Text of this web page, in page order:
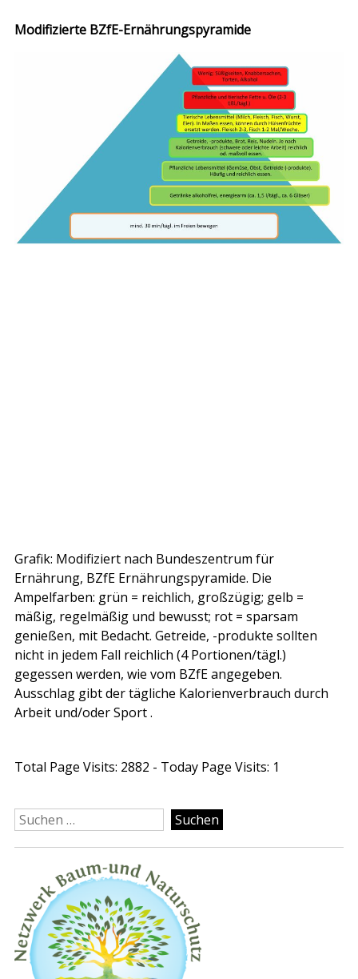
Modifizierte BZfE-Ernährungspyramide
Grafik: Modifiziert nach Bundeszentrum für
Ernährung, BZfE Ernährungspyramide. Die
Ampelfarben: grün = reichlich, großzügig; gelb =
mäßig, regelmäßig und bewusst; rot = sparsam
genießen, mit Bedacht. Getreide, -produkte sollten
nicht in jedem Fall reichlich (4 Portionen/tägl.)
gegessen werden, wie vom BZfE angegeben.
Ausschlag gibt der tägliche Kalorienverbrauch durch
Arbeit und/oder Sport .
Total Page Visits: 2882 - Today Page Visits: 1
Suchen
nach: